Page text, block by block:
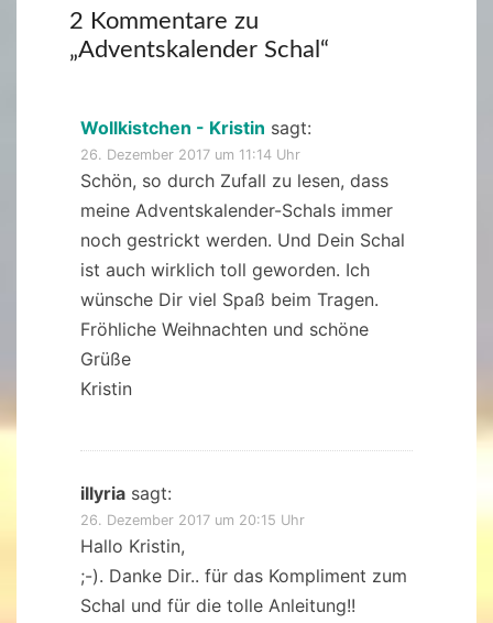
2 Kommentare zu
„Adventskalender Schal “
Wollkistchen - Kristin sagt:
26. Dezember 2017 um 11:14 Uhr
Schön, so durch Zufall zu lesen, dass
meine Adventskalender-Schals immer
noch gestrickt werden. Und Dein Schal
ist auch wirklich toll geworden. Ich
wünsche Dir viel Spaß beim Tragen.
Fröhliche Weihnachten und schöne
Grüße
Kristin
illyria sagt:
26. Dezember 2017 um 20:15 Uhr
Hallo Kristin,
;-). Danke Dir.. für das Kompliment zum
Schal und für die tolle Anleitung!!